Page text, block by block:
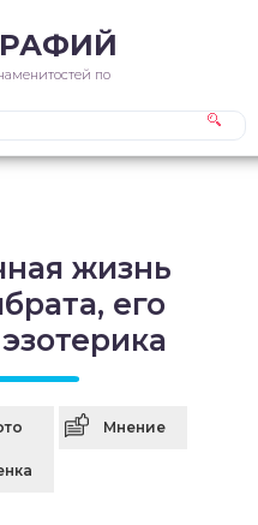
по
жизнь
его
Мнение